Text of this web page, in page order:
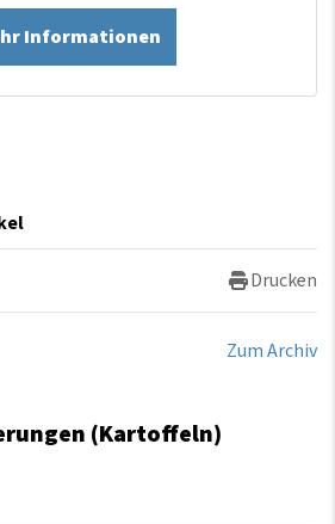
Informationen
Drucken
Zum Archiv
(Kartoffeln)